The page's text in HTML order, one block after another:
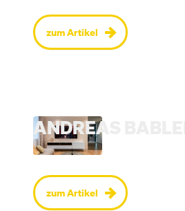
zum Artikel
ANDREAS BABLER
zum Artikel